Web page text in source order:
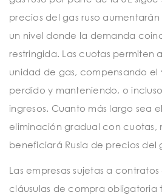
precios del gas ruso
un nivel donde la demanda
restringida. Las cuotas permiten
unidad de gas, compensando el
perdido y manteniendo, o
ingresos. Cuanto más largo sea
eliminación gradual con cuotas,
beneficiará Rusia de precios del
Las empresas sujetas a
cláusulas de compra obligatoria